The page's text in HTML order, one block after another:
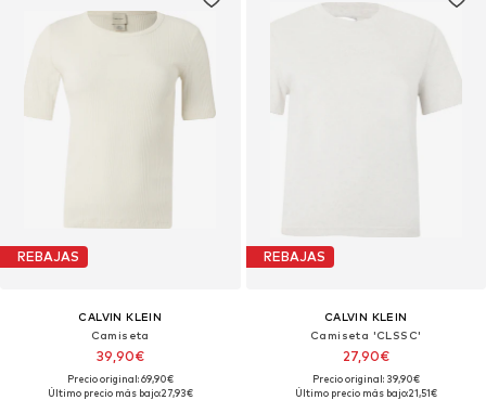
REBAJAS
CALVIN KLEIN
Camiseta
39,90€
Precio original: 69,90€
Último precio más bajo:27,93€
REBAJAS
CALVIN KLEIN
Camiseta 'CLSSC'
27,90€
Precio original: 39,90€
Último precio más bajo:21,51€